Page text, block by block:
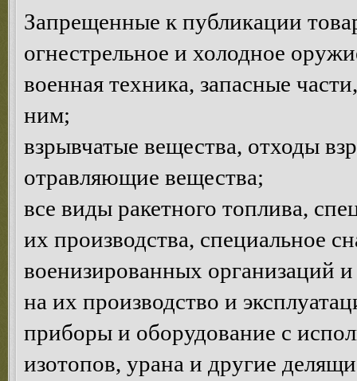
Запрещенные к публикации
огнестрельное и холодное
военная техника, запасные
ним;
взрывчатые вещества, отходы
отравляющие вещества;
все виды ракетного топлива,
их производства, специальное
военизированных организаций
на их производство и
приборы и оборудование с
изотопов, урана и другие